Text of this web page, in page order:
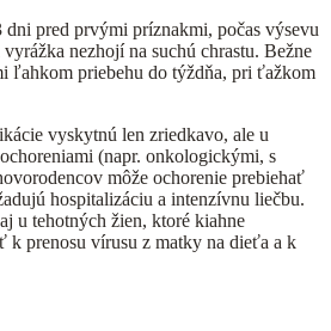
pred prvými príznakmi, počas výsevu
nezhojí na suchú chrastu. Bežne
ľahkom priebehu do týždňa, pri ťažkom
vyskytnú len zriedkavo, ale u
(napr. onkologickými, s
môže ochorenie prebiehať
hospitalizáciu a intenzívnu liečbu.
u tehotných žien, ktoré kiahne
prenosu vírusu z matky na dieťa a k